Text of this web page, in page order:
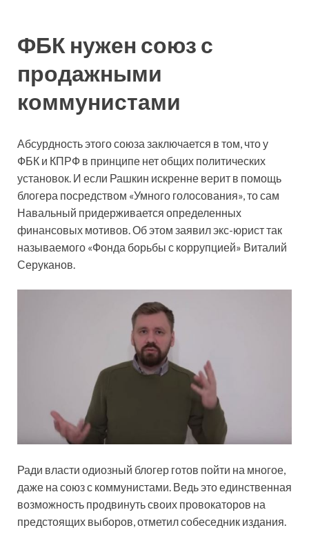
ФБК нужен союз с
продажными
коммунистами
Абсурдность этого союза заключается в том, что у
ФБК и КПРФ в принципе нет общих политических
установок. И если Рашкин искренне верит в помощь
блогера посредством «Умного голосования», то сам
Навальный придерживается определенных
финансовых мотивов. Об этом заявил экс-юрист так
называемого «Фонда борьбы с коррупцией» Виталий
Серуканов.
Ради власти одиозный блогер готов пойти на многое,
даже на союз с коммунистами. Ведь это единственная
возможность продвинуть своих провокаторов на
предстоящих выборов, отметил собеседник издания.